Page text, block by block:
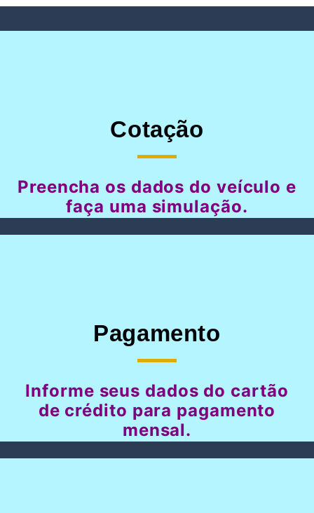
Cotação
Preencha os dados do veículo e
faça uma simulação.
Pagamento
Informe seus dados do cartão
de crédito para pagamento
mensal.